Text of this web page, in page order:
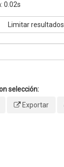
0.02s
Limitar resultados
selección:
Exportar